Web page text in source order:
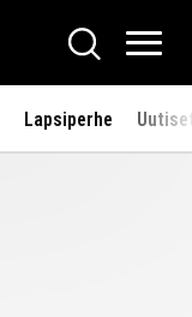
Hae
Lapsiperhe